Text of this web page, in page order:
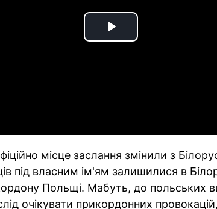
Play
місце заслання змінили з
під власним ім'ям залишилися в
Польщі. Мабуть, до польських
очікувати прикордонних